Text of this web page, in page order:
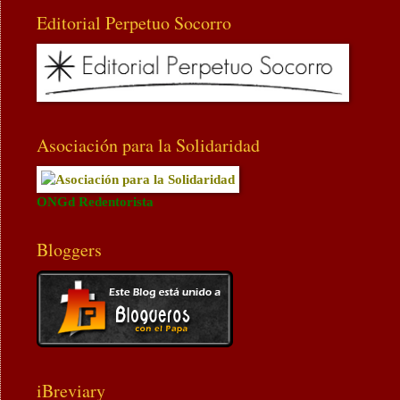
Editorial Perpetuo Socorro
Asociación para la Solidaridad
ONGd Redentorista
Bloggers
iBreviary